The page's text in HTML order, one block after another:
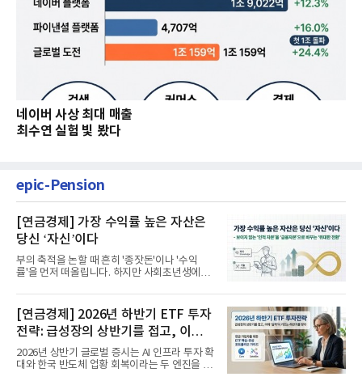
네이버 사상 최대 매출
최수연 실험 빛 봤다
epic-Pension
[연금경제] 가장 수익률 높은 자산은
당신 ‘자신’이다
부의 축적을 논할 때 흔히 '종잣돈'이나 '수익
률'을 먼저 떠올립니다. 하지만 사회초년생에게
[연금경제] 2026년 하반기 ETF 투자
전략: 급성장의 상반기를 접고, 이제
'실적'이 가르는 하반기를 맞다
2026년 상반기 글로벌 증시는 AI 인프라 투자 확
대와 한국 반도체 업황 회복이라는 두 엔진을 달